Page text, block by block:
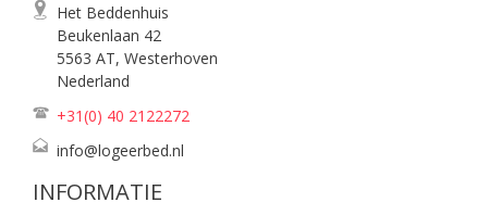
Het Beddenhuis
Beukenlaan 42
5563 AT, Westerhoven
Nederland
+31(0) 40 2122272
info@logeerbed.nl
INFORMATIE